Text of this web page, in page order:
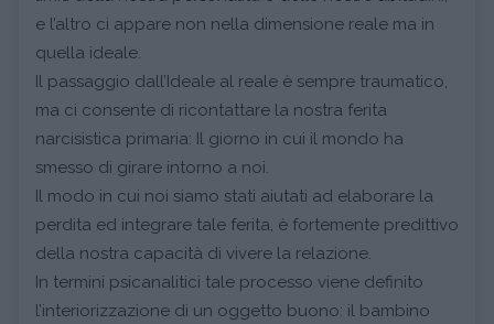
e l’altro ci appare non nella dimensione reale ma in
quella ideale.
Il passaggio dall’Ideale al reale è sempre traumatico,
ma ci consente di ricontattare la nostra ferita
narcisistica primaria: Il giorno in cui il mondo ha
smesso di girare intorno a noi.
Il modo in cui noi siamo stati aiutati ad elaborare la
perdita ed integrare tale ferita, è fortemente predittivo
della nostra capacità di vivere la relazione.
In termini psicanalitici tale processo viene definito
l’interiorizzazione di un oggetto buono: il bambino